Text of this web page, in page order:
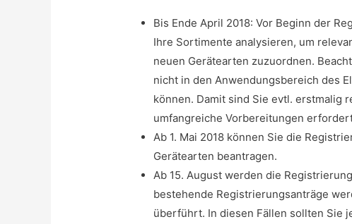
Bis Ende April 2018: Vor Beginn der
Ihre Sortimente analysieren, um
neuen Gerätearten zuzuordnen.
nicht in den Anwendungsbereich des
können. Damit sind Sie evtl. erstmalig
umfangreiche Vorbereitungen
Ab 1. Mai 2018 können Sie die
Gerätearten beantragen.
Ab 15. August werden die
bestehende Registrierungsanträge
überführt. In diesen Fällen sollten Sie